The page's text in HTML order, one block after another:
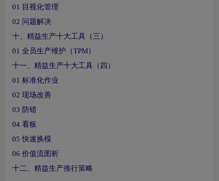
01 目视化管理
02 问题解决
十、精益生产十大工具（三）
01 全员生产维护（TPM）
十一、精益生产十大工具（四）
01 标准化作业
02 现场改善
03 防错
04 看板
05 快速换模
06 价值流图析
十二、精益生产推行策略